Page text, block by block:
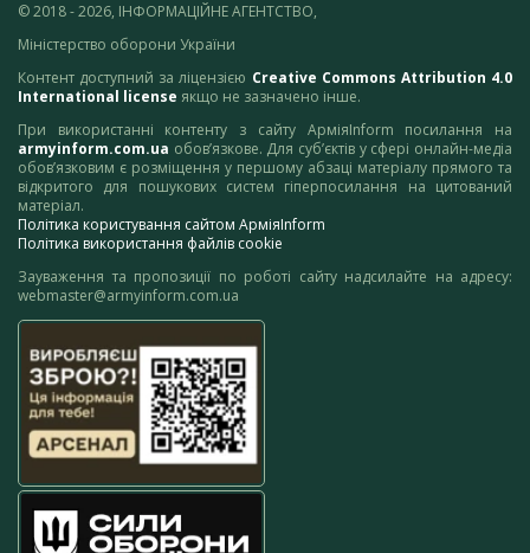
© 2018 - 2026, ІНФОРМАЦІЙНЕ АГЕНТСТВО,
Міністерство оборони України
Контент доступний за ліцензією Creative Commons Attribution 4.0
International license якщо не зазначено інше.
При використанні контенту з сайту АрміяInform посилання на
armyinform.com.ua обов’язкове. Для суб’єктів у сфері онлайн-медіа
обов’язковим є розміщення у першому абзаці матеріалу прямого та
відкритого для пошукових систем гіперпосилання на цитований
матеріал.
Політика користування сайтом АрміяInform
Політика використання файлів cookie
Зауваження та пропозиції по роботі сайту надсилайте на адресу:
webmaster@armyinform.com.ua